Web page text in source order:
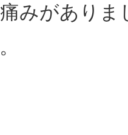
みがありま